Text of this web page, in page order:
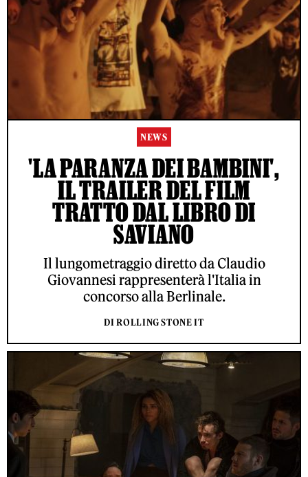
NEWS
'LA PARANZA DEI BAMBINI',
IL TRAILER DEL FILM
TRATTO DAL LIBRO DI
SAVIANO
Il lungometraggio diretto da Claudio
Giovannesi rappresenterà l'Italia in
concorso alla Berlinale.
DI ROLLING STONE IT